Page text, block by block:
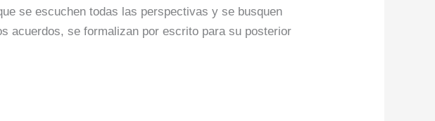
se escuchen todas las perspectivas y se busquen
acuerdos, se formalizan por escrito para su posterior